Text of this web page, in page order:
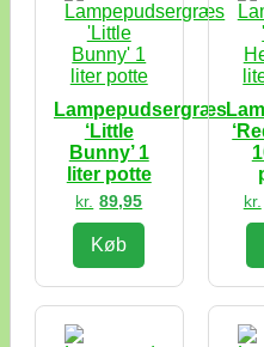
Lampepudsergræs
‘Little
Bunny’ 1
liter potte
kr. 89,95
Køb
kr.